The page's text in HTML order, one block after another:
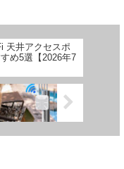
天井アクセスポ
め5選【2026年7